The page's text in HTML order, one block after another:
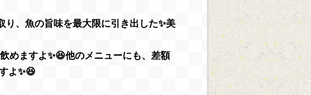
、魚の旨味を最大限に引き出した✨美
めますよ✨😆他のメニューにも、差額
よ✨😆